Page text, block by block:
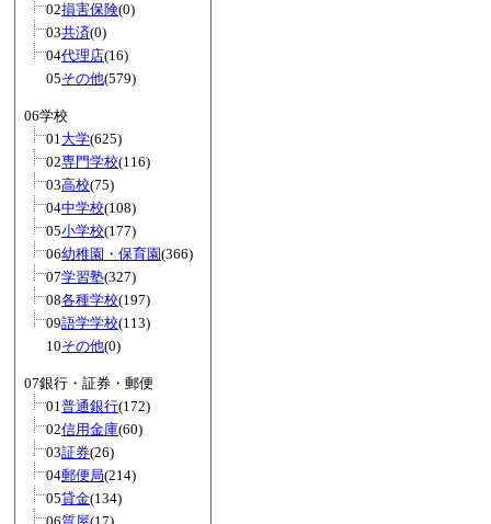
02損害保険(0)
03共済(0)
04代理店(16)
05その他(579)
06学校
01大学(625)
02専門学校(116)
03高校(75)
04中学校(108)
05小学校(177)
06幼稚園・保育園(366)
07学習塾(327)
08各種学校(197)
09語学学校(113)
10その他(0)
07銀行・証券・郵便
01普通銀行(172)
02信用金庫(60)
03証券(26)
04郵便局(214)
05貸金(134)